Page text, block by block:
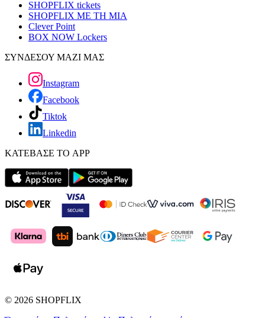
SHOPFLIX tickets
SHOPFLIX ΜΕ ΤΗ ΜΙΑ
Clever Point
BOX NOW Lockers
ΣΥΝΔΕΣΟΥ ΜΑΖΙ ΜΑΣ
Instagram
Facebook
Tiktok
Linkedin
ΚΑΤΕΒΑΣΕ ΤΟ APP
© 2026 SHOPFLIX